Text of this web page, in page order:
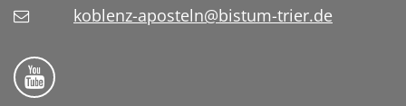
koblenz-aposteln@bistum-trier.de
Bistum Trier auf YouTube